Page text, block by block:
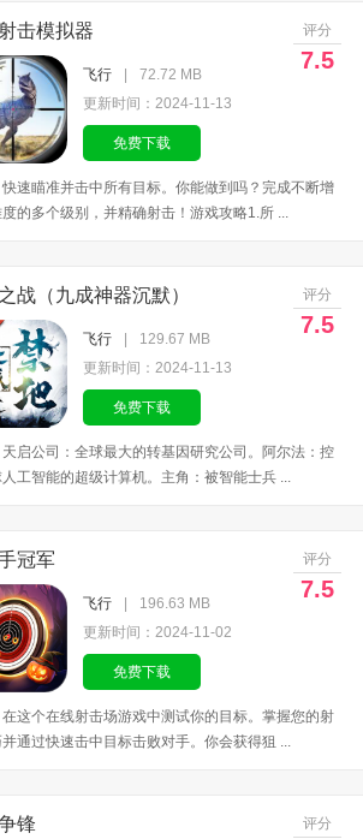
击模拟器 评分
7.5
飞行
72.72 MB
更新时间：2024-11-13
免费下载
快速瞄准并击中所有目标。你能做到吗？完成不断增
度的多个级别，并精确射击！游戏攻略1.所 ...
战（九成神器沉默） 评分
7.5
飞行
129.67 MB
更新时间：2024-11-13
免费下载
天启公司：全球最大的转基因研究公司。阿尔法：控
工智能的超级计算机。主角：被智能士兵 ...
冠军 评分
7.5
飞行
196.63 MB
更新时间：2024-11-02
免费下载
在这个在线射击场游戏中测试你的目标。掌握您的射
通过快速击中目标击败对手。你会获得狙 ...
锋 评分